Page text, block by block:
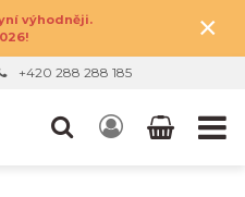
výhodněji.
×
+420 288 288 185